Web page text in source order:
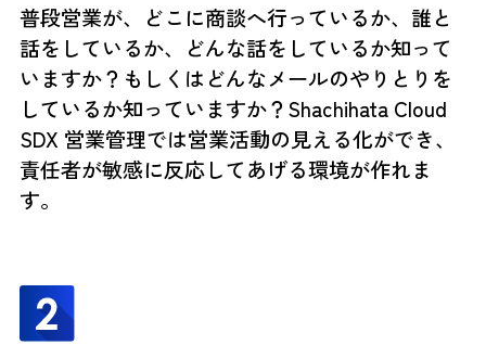
普段営業が、どこに商談へ行っているか、誰と
話をしているか、どんな話をしているか知って
いますか？もしくはどんなメールのやりとりを
しているか知っていますか？Shachihata Cloud
SDX 営業管理では営業活動の見える化ができ、
責任者が敏感に反応してあげる環境が作れま
す。